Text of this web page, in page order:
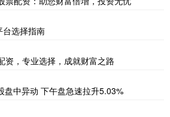
台选择指南
资，专业选择，成就财富之路
盘中异动 下午盘急速拉升5.03%